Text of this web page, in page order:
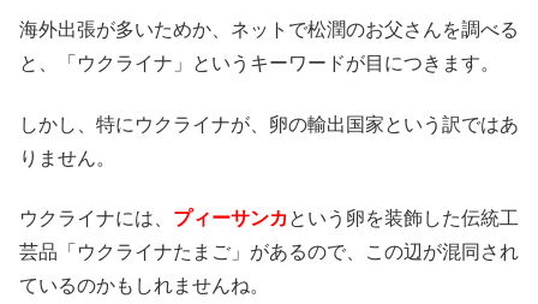
海外出張が多いためか、ネットで松潤のお父さんを調べる
と、「ウクライナ」というキーワードが目につきます。
しかし、特にウクライナが、卵の輸出国家という訳ではあ
りません。
ウクライナには、 プィーサンカという卵を装飾した伝統工
芸品「ウクライナたまご」があるので、この辺が混同され
ているのかもしれませんね。